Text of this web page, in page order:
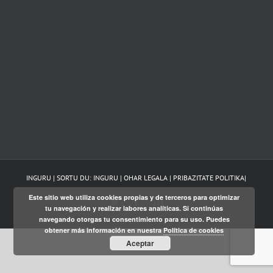
INGURU | SORTU DU: INGURU |OHAR LEGALA | PRIBAZITATE POLITIKA|
TwitterFacebookLinkedIn
Castellano
Este sitio web utiliza cookies propias y de terceros para optimizar
tu navegación y realizar labores analíticas. Si continúas
navegando otorgas tu consentimiento para su uso. Puedes
obtener más información en nuestraPolítica de cookies
Aceptar